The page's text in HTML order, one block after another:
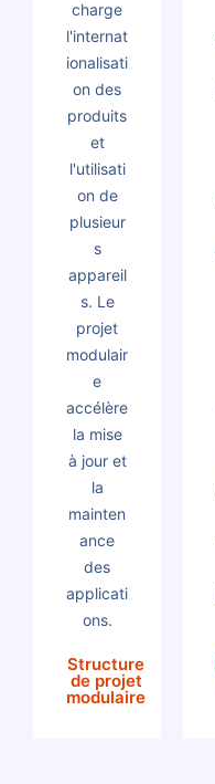
charge
l'internat
ionalisati
on des
produits
et
l'utilisati
on de
plusieur
s
appareil
s. Le
projet
modulair
e
accélère
la mise
à jour et
la
mainten
ance
des
applicati
ons.
Structure
de projet
modulaire